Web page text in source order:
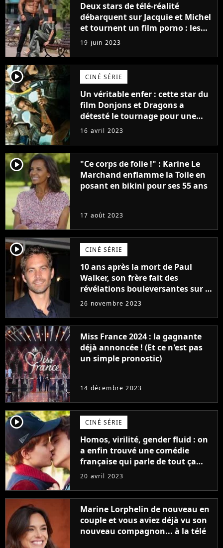
Deux stars de télé-réalité
débarquent sur Jacquie et Michel
et tournent un film porno : les
premières images du tournage
(exclu)
19 juin 2023
player2 CINÉ SÉRIE
Un véritable enfer : cette star du
film Donjons et Dragons a
détesté le tournage pour une
raison très spéciale
16 avril 2023
player2
"Ce corps de folie !" : Karine Le
Marchand enflamme la Toile en
posant en bikini pour ses 55 ans
17 août 2023
player2 CINÉ SÉRIE
10 ans après la mort de Paul
Walker, son frère fait des
révélations bouleversantes sur la
réaction des acteurs de Fast and
26 novembre 2023
Miss France 2024 : la gagnante
déjà annoncée ! (Et ce n'est pas
un simple pronostic)
14 décembre 2023
player2 CINÉ SÉRIE
Homos, virilité, gender fluid : on
a enfin trouvé une comédie
française qui parle de tout ça
sans être super ringarde
20 avril 2023
Marine Lorphelin de nouveau en
couple et vous aviez déjà vu son
nouveau compagnon... à la télé